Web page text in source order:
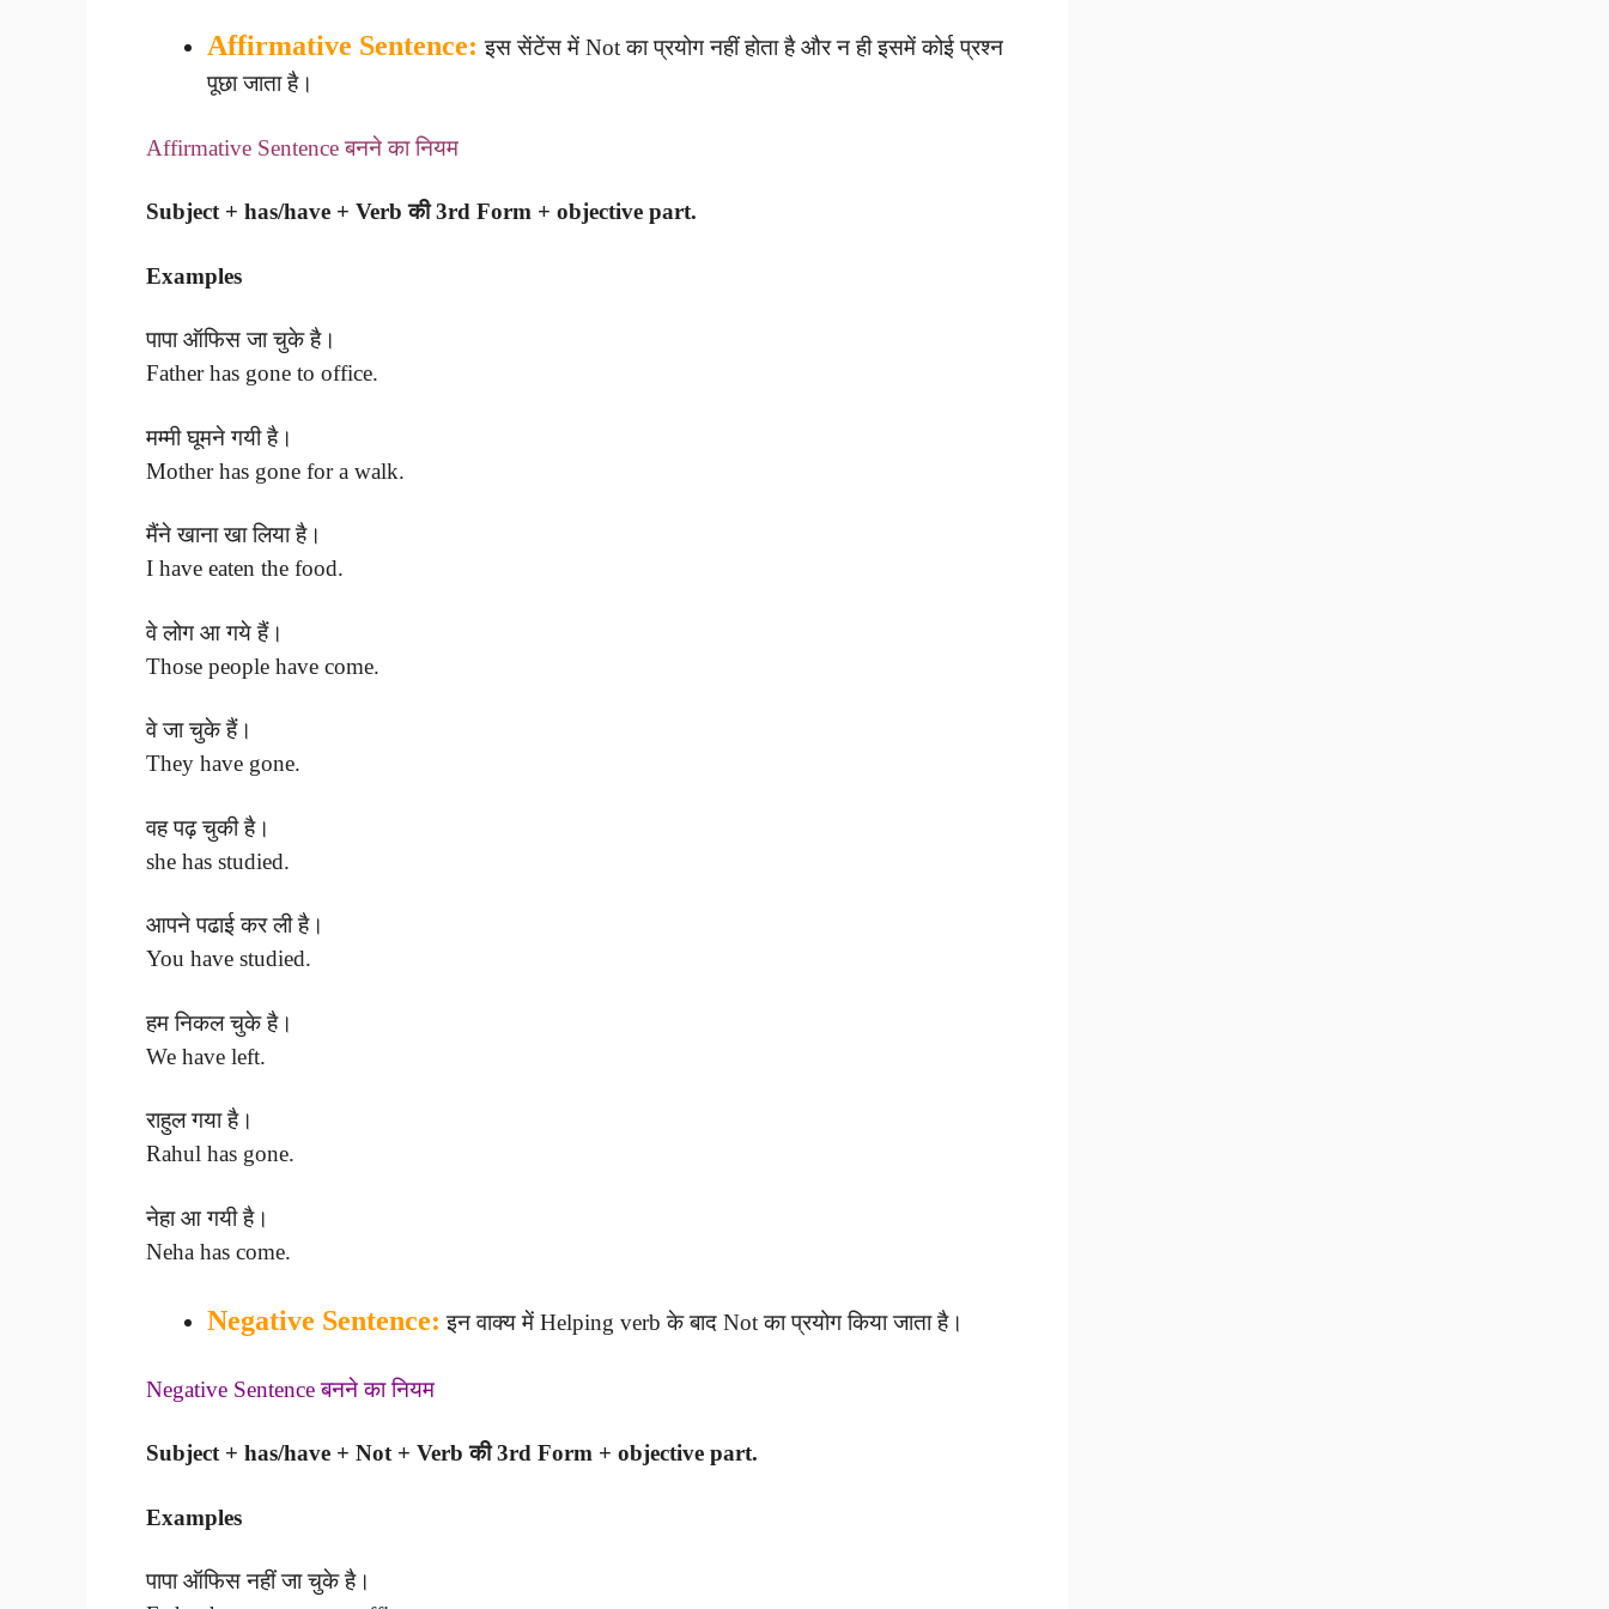
Affirmative Sentence: इस सेंटेंस में Not का प्रयोग नहीं होता है और न ही इसमें कोई प्रश्न
पूछा जाता है।
Affirmative Sentence बनने का नियम
Subject + has/have + Verb की 3rd Form + objective part.
Examples
पापा ऑफिस जा चुके है।
Father has gone to office.
मम्मी घूमने गयी है।
Mother has gone for a walk.
मैंने खाना खा लिया है।
I have eaten the food.
वे लोग आ गये हैं।
Those people have come.
वे जा चुके हैं।
They have gone.
वह पढ़ चुकी है।
she has studied.
आपने पढाई कर ली है।
You have studied.
हम निकल चुके है।
We have left.
राहुल गया है।
Rahul has gone.
नेहा आ गयी है।
Neha has come.
Negative Sentence: इन वाक्य में Helping verb के बाद Not का प्रयोग किया जाता है।
Negative Sentence बनने का नियम
Subject + has/have + Not + Verb की 3rd Form + objective part.
Examples
पापा ऑफिस नहीं जा चुके है।